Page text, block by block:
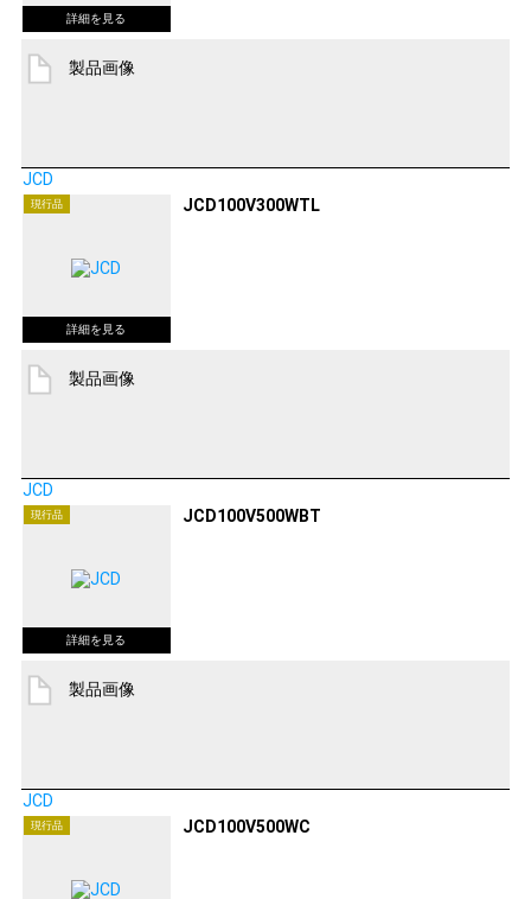
製品画像
JCD
現行品 JCD100V300WTL
製品画像
JCD
現行品 JCD100V500WBT
製品画像
JCD
現行品 JCD100V500WC